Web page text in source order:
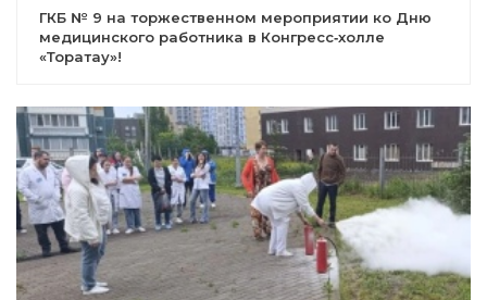
ГКБ № 9 на торжественном мероприятии ко Дню
медицинского работника в Конгресс‑холле
«Торатау»!